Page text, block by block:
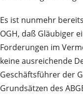
Es ist nunmehr
OGH, daß Gläubiger
Forderungen im
keine ausreichende
Geschäftsführer der
Grundsätzen des